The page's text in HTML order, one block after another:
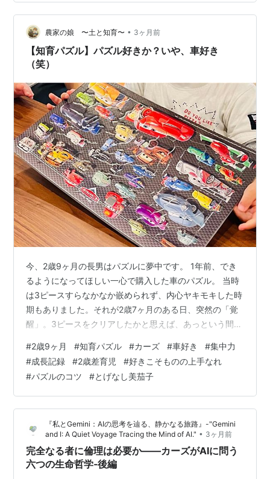
アカデミー賞
候補：長編アニメーション賞、オリジナル歌曲賞
（“Our Town”）
関連作品
カーズ（2006） 第1作目
メーターの東京レース（2008） スピンオフ短編
カーズ2（2011） 第2作目
です。 ■ シンセとギターの絶妙なバランス 80年代らし
いシンセサウンドが前に出ていますが、ギターもしっか
りロックしています。 このバランス感覚が本当にうまい
ですね。 デジタルっぽいのに冷たすぎず、すご…
農家の娘 〜土と知育〜 • 3ヶ月前
【知育パズル】パズル好きか？いや、車好き
（笑）
今、2歳9ヶ月の長男はパズルに夢中です。 1年前、でき
るようになってほしい一心で購入した車のパズル。 当時
は3ピースすらなかなか嵌められず、内心ヤキモキした時
期もありました。それが2歳7ヶ月のある日、突然の「覚
醒」。3ピースをクリアしたかと思えば、あっという間に
ズに進めるための大切なポイントは、ピースの形を見る
のではなく「絵の繋がり」で嵌めていくこと。 この「極
意」を意識するようになってから、長男のパズルスキル
はぐんと上がり、絵を繋げる楽しさを知ったようでし
た。 次はレベルを上げて……と40ピースの「ノンタン」
を投入しましたが、結果はまさか…
#2歳9ヶ月 #知育パズル #カーズ #車好き #集中力
#成長記録 #2歳差育児 #好きこそものの上手なれ
#パズルのコツ #とげなし美茄子
『私とGemini：AIの思考を辿る、静かなる旅路』-"Gemini
and I: A Quiet Voyage Tracing the Mind of AI." • 3ヶ月前
完全なる者に倫理は必要か――カーズがAIに問う
六つの生命哲学‐後編